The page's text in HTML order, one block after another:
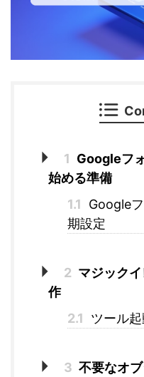
1 Googleフ
始める準備
1.1
Google
期設定
2 マジック
作
2.1
ツール
3 不要なオ